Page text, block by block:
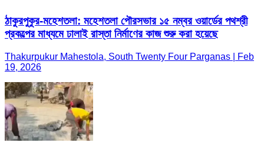
ঠাকুরপুকুর-মহেশতলা: মহেশতলা পৌরসভার ১৫ নম্বর ওয়ার্ডের পথশ্রী
প্রকল্পের মাধ্যমে ঢালাই রাস্তা নির্মাণের কাজ শুরু করা হয়েছে
Thakurpukur Mahestola, South Twenty Four Parganas | Feb
19, 2026